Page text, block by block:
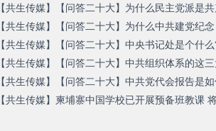
【共生传媒】【问答二十大】为什么民主党派是
【共生传媒】【问答二十大】为什么中共建党纪
【共生传媒】【问答二十大】中央书记处是个什么
【共生传媒】【问答二十大】中共组织体系的这
【共生传媒】【问答二十大】中共党代会报告是如
【共生传媒】柬埔寨中国学校已开展预备班教课